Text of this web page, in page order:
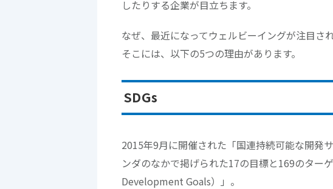
したりする企業が目立ちます。
なぜ、最近になってウェルビーイングが注目さ
そこには、以下の5つの理由があります。
SDGs
2015年9月に開催された「国連持続可能な開発
ンダのなかで掲げられた17の目標と169のター
Development Goals）」。